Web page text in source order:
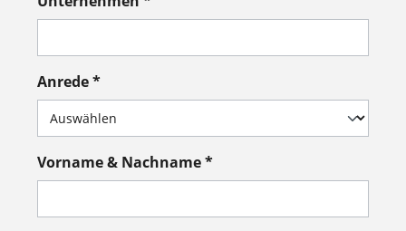
Anrede *
Vorname & Nachname *